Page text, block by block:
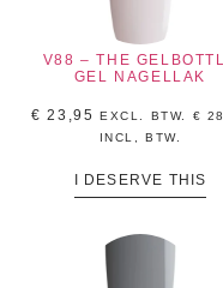
V88 – THE
GEL NAGELLAK
€ 23,95 EXCL. BTW. €
INCL, BTW.
I DESERVE THIS